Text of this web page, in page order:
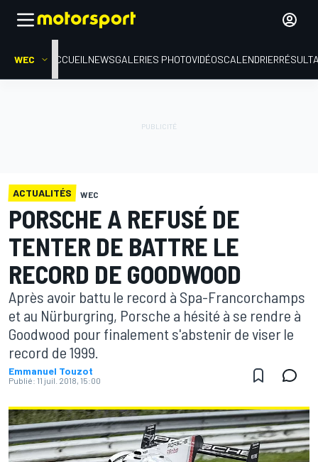
WEC ACCUEIL NEWSGALERIES PHOTOVIDÉOSCALENDRIER
ACTUALITÉS WEC
PORSCHE A REFUSÉ DE
TENTER DE BATTRE LE
RECORD DE GOODWOOD
Après avoir battu le record à Spa-Francorchamps
et au Nürburgring, Porsche a hésité à se rendre à
Goodwood pour finalement s'abstenir de viser le
record de 1999.
Emmanuel Touzot
Publié: 11 juil. 2018, 15:00